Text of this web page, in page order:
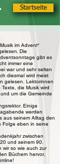
im Advent“
Die
gibt es
immer eine
war und sehr selten
diesmal wird meist
gelesen. Lektorinnen
die Musik wird
um die Gemeinde
Einige
werden
aus seinem Alltag den
Folge eben in seine
zwischen
und seinem 90.
wir so wie auch zur
Büchern hervor,
Startseite